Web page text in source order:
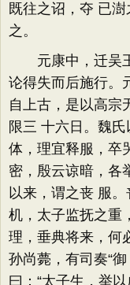
既往之诏，夺 已
之。
元康中，迁吴王
论得失而后施行。
自上古，是以高宗
限三 十六日。魏
体，理宜释服，卒
密，殷云谅暗，各
以来，谓之丧 服
机，太子监抚之重
理，垂典将来，何
孙尚薨，有司奏“
曰：“太子生，举